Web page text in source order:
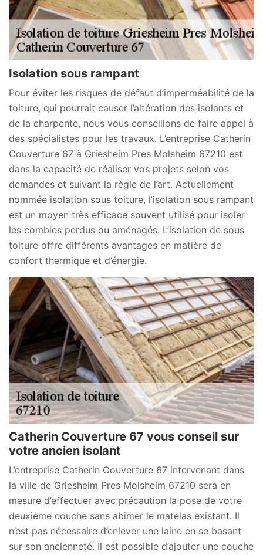
Isolation sous rampant
Pour éviter les risques de défaut d’imperméabilité de la
toiture, qui pourrait causer l’altération des isolants et
de la charpente, nous vous conseillons de faire appel à
des spécialistes pour les travaux. L’entreprise Catherin
Couverture 67 à Griesheim Pres Molsheim 67210 est
dans la capacité de réaliser vos projets selon vos
demandes et suivant la règle de l’art. Actuellement
nommée isolation sous toiture, l’isolation sous rampant
est un moyen très efficace souvent utilisé pour isoler
les combles perdus ou aménagés. L’isolation de sous
toiture offre différents avantages en matière de
confort thermique et d’énergie.
Catherin Couverture 67 vous conseil sur
votre ancien isolant
L’entreprise Catherin Couverture 67 intervenant dans
la ville de Griesheim Pres Molsheim 67210 sera en
mesure d’effectuer avec précaution la pose de votre
deuxième couche sans abimer le matelas existant. Il
n’est pas nécessaire d’enlever une laine en se basant
sur son ancienneté. Il est possible d’ajouter une couche